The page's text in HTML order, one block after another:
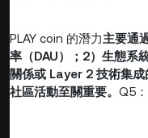
PLAY coin 的潛力主要通
率（DAU）；2）生態系
關係或 Layer 2 技術集
社區活動至關重要。 Q5